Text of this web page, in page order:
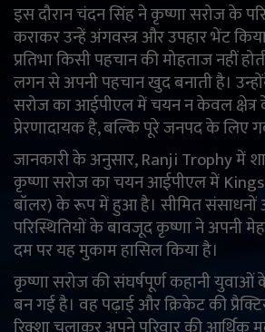
इस दौरान चंदन सिंह ने कृष्णा सरोज के
कराकर उन्हें अंगवस्त्र और उपहार भेंट
प्रतिभा किसी पहचान की मोहताज नहीं
लगन से अपनी पहचान खुद बनाती है।
सरोज का आईपीएल में चयन न केवल
प्रेरणादायक है, बल्कि पूरे जनपद के लिए
जानकारी के अनुसार,Ranji Trophyमें
कृष्णा सरोज का चयन आईपीएल में
बॉलर) के रूप में हुआ है। सीमित
परिस्थितियों के बावजूद कृष्णा ने अपनी
दम पर यह मुकाम हासिल किया है।
कृष्णा सरोज की संघर्षपूर्ण कहानी
बन गई है। वह पढ़ाई और क्रिकेट की